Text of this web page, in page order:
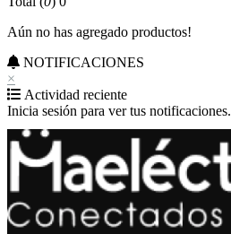
Aún no has agregado productos!
NOTIFICACIONES
×
Actividad reciente
Inicia sesión para ver tus notificaciones.